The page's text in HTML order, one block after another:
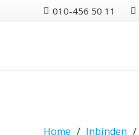
010-456 50 11
Home / Inbinden /